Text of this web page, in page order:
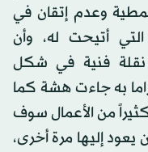
وعدم إتقان في
أتيحت له، وأن
فنية في شكل
به جاءت هشة كما
كثيراً من الأعمال سوف
إليها مرة أخرى،